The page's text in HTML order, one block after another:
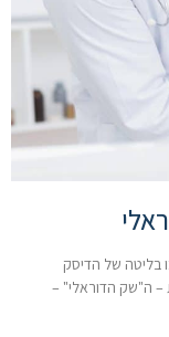
בליטה של הדיסק
– ה"שק הדוראלי" –